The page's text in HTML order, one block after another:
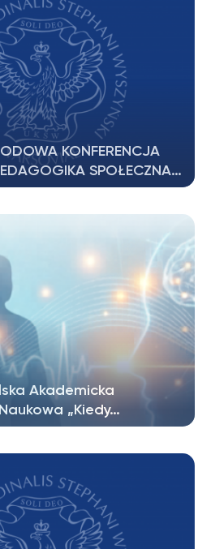
KONFERENCJA
SPOŁECZNA…
Wydział Pedagogiki…
Akademicka
„Kiedy…
życie traci sens……